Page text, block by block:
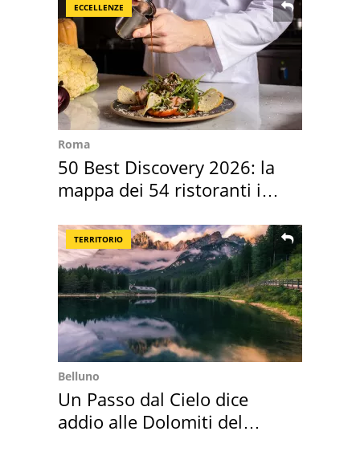
ECCELLENZE
Roma
50 Best Discovery 2026: la
mappa dei 54 ristoranti in
TERRITORIO
Belluno
Un Passo dal Cielo dice
addio alle Dolomiti del